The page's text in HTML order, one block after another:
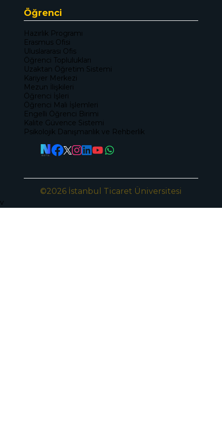
Öğrenci
Hazırlık Programı
Erasmus Ofisi
Uluslararası Ofis
Öğrenci Toplulukları
Uzaktan Öğretim Sistemi
Kariyer Merkezi
Mezun İlişkileri
Öğrenci İşleri
Öğrenci Mali İşlemleri
Engelli Öğrenci Birimi
Kalite Güvence Sistemi
Psikolojik Danışmanlık ve Rehberlik
©2026 İstanbul Ticaret Üniversitesi
v